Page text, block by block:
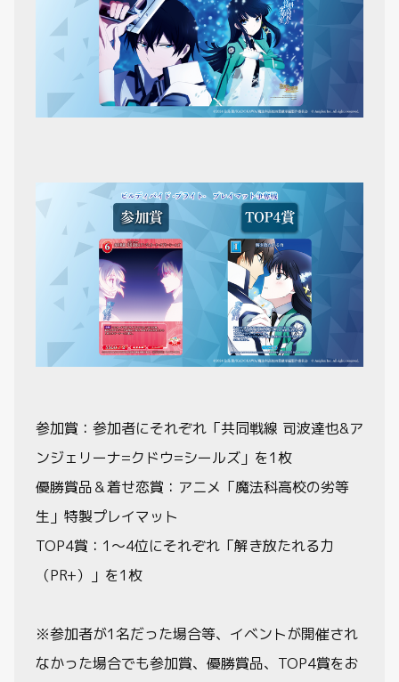
参加賞：参加者にそれぞれ「共同戦線 司波達也&ア
ンジェリーナ=クドウ=シールズ」を1枚
優勝賞品＆着せ恋賞：アニメ「魔法科高校の劣等
生」特製プレイマット
TOP4賞：1～4位にそれぞれ「解き放たれる力
（PR+）」を1枚
※参加者が1名だった場合等、イベントが開催され
なかった場合でも参加賞、優勝賞品、TOP4賞をお